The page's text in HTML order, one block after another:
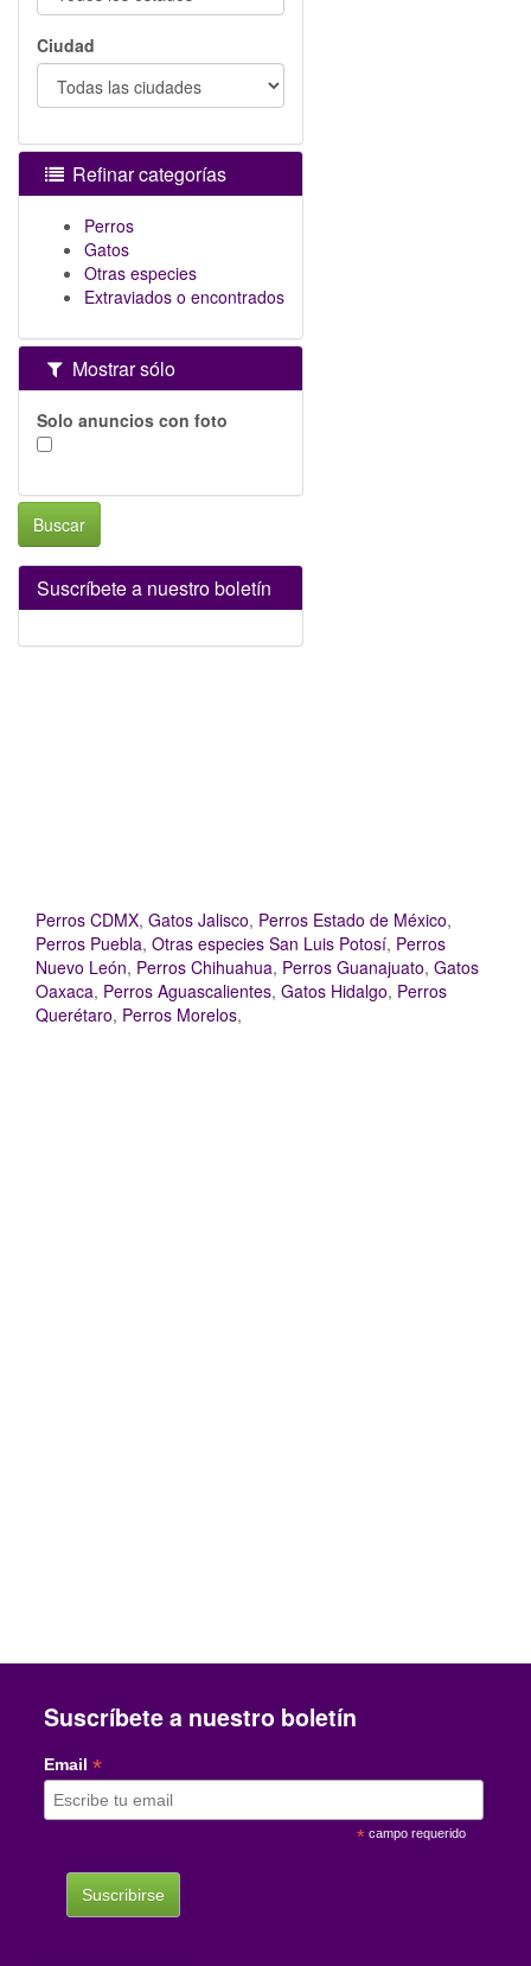
Ciudad
Refinar categorías
Perros
Gatos
Otras especies
Extraviados o encontrados
Mostrar sólo
Solo anuncios con foto
Buscar
Suscríbete a nuestro boletín
Perros CDMX, Gatos Jalisco, Perros Estado de México,
Perros Puebla, Otras especies San Luis Potosí, Perros
Nuevo León, Perros Chihuahua, Perros Guanajuato, Gatos
Oaxaca, Perros Aguascalientes, Gatos Hidalgo, Perros
Querétaro, Perros Morelos,
Suscríbete a nuestro boletín
Email *
*campo requerido